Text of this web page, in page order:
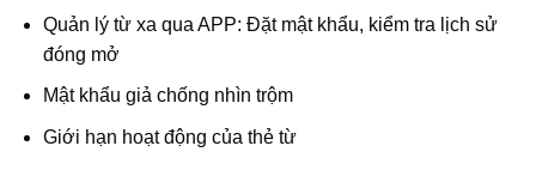
Quản lý từ xa qua APP: Đặt mật khẩu, kiểm tra lịch sử
đóng mở
Mật khẩu giả chống nhìn trộm
Giới hạn hoạt động của thẻ từ